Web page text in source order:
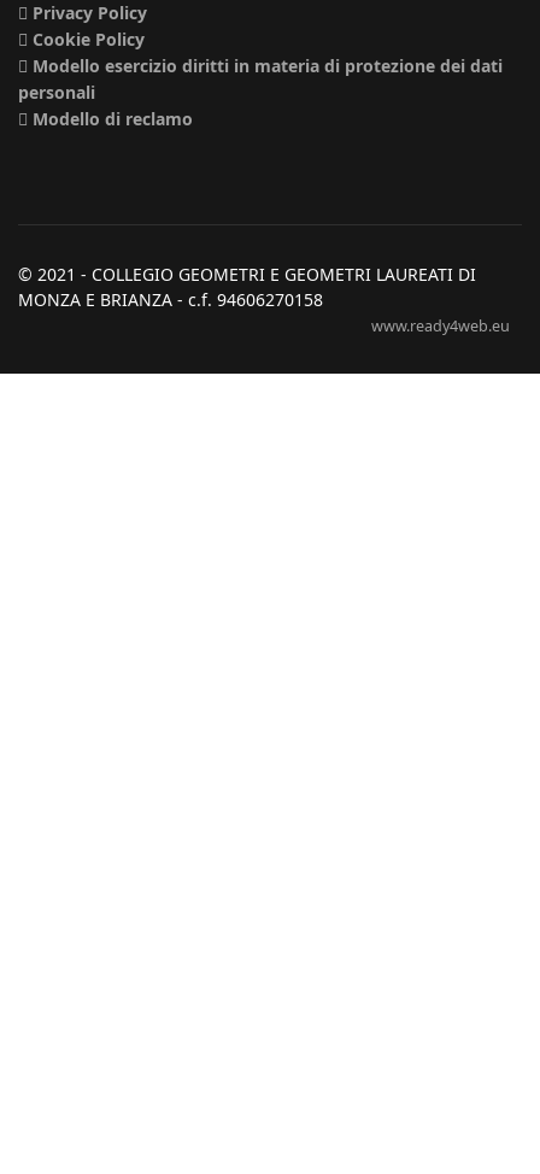
Privacy Policy
Cookie Policy
Modello esercizio diritti in materia di protezione dei dati
personali
Modello di reclamo
© 2021 - COLLEGIO GEOMETRI E GEOMETRI LAUREATI DI
MONZA E BRIANZA - c.f. 94606270158
www.ready4web.eu